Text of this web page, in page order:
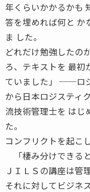
年くらいかかるかも
答を埋めれば何と か
ま した。
どれだけ勉強したの
ろ、テキストを 最初
ていました」 ──ロ
から日本ロジスティ
流技術管理士を はじ
た。
コンフリクトを起こ
「棲み分けできる
ＪＩＬＳの講座は管
それに対してビジネ